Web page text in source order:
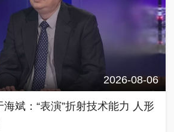
2026-08-06
斌：“表演”折射技术能力 人形